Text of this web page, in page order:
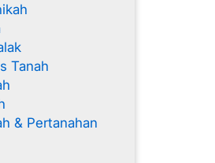
Tanah
& Pertanahan